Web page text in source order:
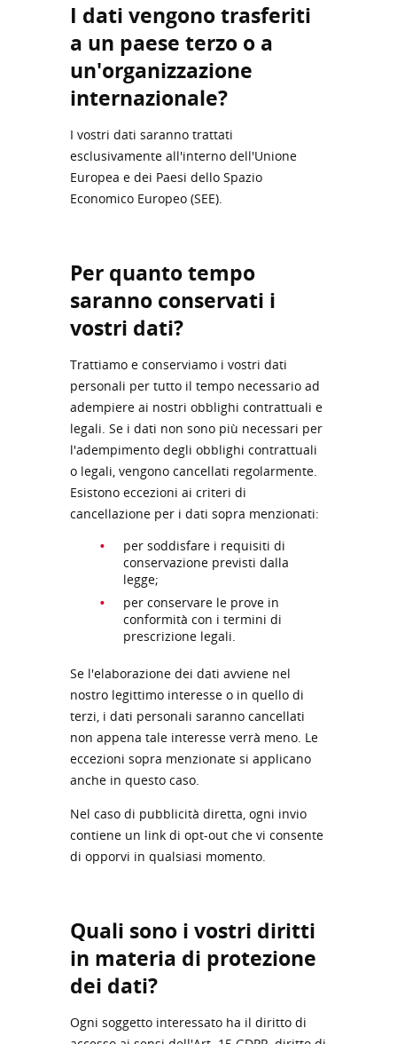
I dati vengono trasferiti
a un paese terzo o a
un'organizzazione
internazionale?
I vostri dati saranno trattati
esclusivamente all'interno dell'Unione
Europea e dei Paesi dello Spazio
Economico Europeo (SEE).
Per quanto tempo
saranno conservati i
vostri dati?
Trattiamo e conserviamo i vostri dati
personali per tutto il tempo necessario ad
adempiere ai nostri obblighi contrattuali e
legali. Se i dati non sono più necessari per
l'adempimento degli obblighi contrattuali
o legali, vengono cancellati regolarmente.
Esistono eccezioni ai criteri di
cancellazione per i dati sopra menzionati:
per soddisfare i requisiti di
conservazione previsti dalla
legge;
per conservare le prove in
conformità con i termini di
prescrizione legali.
Se l'elaborazione dei dati avviene nel
nostro legittimo interesse o in quello di
terzi, i dati personali saranno cancellati
non appena tale interesse verrà meno. Le
eccezioni sopra menzionate si applicano
anche in questo caso.
Nel caso di pubblicità diretta, ogni invio
contiene un link di opt-out che vi consente
di opporvi in qualsiasi momento.
Quali sono i vostri diritti
in materia di protezione
dei dati?
Ogni soggetto interessato ha il diritto di